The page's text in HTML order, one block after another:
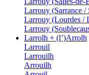
Larrouy (Sarrance /
Larrouy (Lourdes /
Larrouy
Larrolh + (l’)Arrolh
Larrouil
Larrouilh
Arrouilh